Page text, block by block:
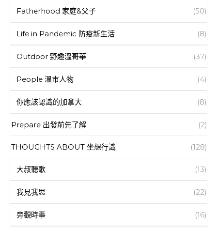
Fatherhood 家庭&父子 (50)
Life in Pandemic 防疫新生活 (8)
Outdoor 野趣溫哥華 (37)
People 溫市人物 (4)
你應該認識的加拿大 (8)
Prepare 出發前先了解 (2)
THOUGHTS ABOUT 坐想行識 (128)
大叔聽歌 (13)
我見我思 (22)
旁觀時事 (16)